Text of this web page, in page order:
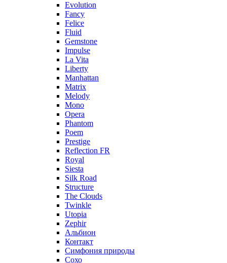
Evolution
Fancy
Felice
Fluid
Gemstone
Impulse
La Vita
Liberty
Manhattan
Matrix
Melody
Mono
Opera
Phantom
Poem
Prestige
Reflection FR
Royal
Siesta
Silk Road
Structure
The Clouds
Twinkle
Utopia
Zephir
Альбион
Контакт
Симфония природы
Сохо